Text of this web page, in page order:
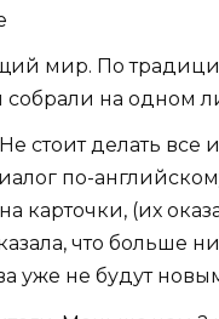
мир. По
собрали на одном
стоит делать
по-
карточки, (их
что больше
уже не будут